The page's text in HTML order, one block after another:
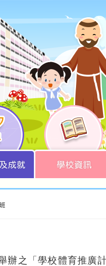
成就 學校資訊
辦之「學校體育推廣